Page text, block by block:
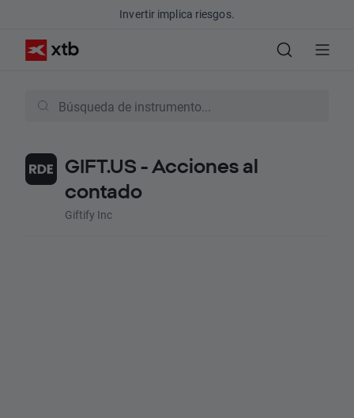
Invertir implica riesgos.
GIFT.US - Acciones al
contado
Giftify Inc